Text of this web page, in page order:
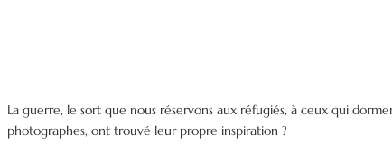
La guerre, le sort que nous réservons aux réfugiés, à ceux qui
photographes, ont trouvé leur propre inspiration ?